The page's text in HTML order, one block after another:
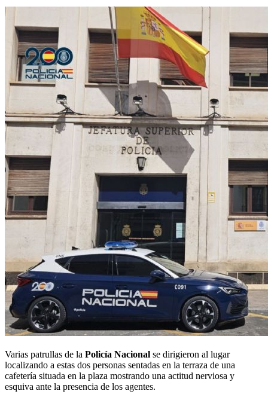
Varias patrullas de la Policía Nacional se dirigieron al lugar
localizando a estas dos personas sentadas en la terraza de una
cafetería situada en la plaza mostrando una actitud nerviosa y
esquiva ante la presencia de los agentes.